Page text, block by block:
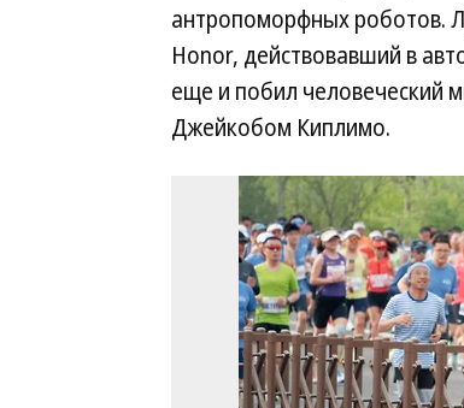
антропоморфных роботов.
Honor, действовавший в
еще и побил человеческий
Джейкобом Киплимо.